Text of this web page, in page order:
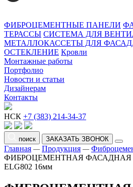
ФИБРОЦЕМЕНТНЫЕ ПАНЕЛИ
ТЕРАССЫ СИСТЕМА ДЛЯ
МЕТАЛЛОКАССЕТЫ ДЛЯ
ОСТЕКЛЕНИЕ Кровли
Монтажные работы
Портфолио
Новости и статьи
Дизайнерам
Контакты
НСК +7 (383) 214-34-37
поиск ЗАКАЗАТЬ ЗВОНОК
Главная — Продукция —
ФИБРОЦЕМЕНТНАЯ ФАСАДНАЯ
ELG802 16мм